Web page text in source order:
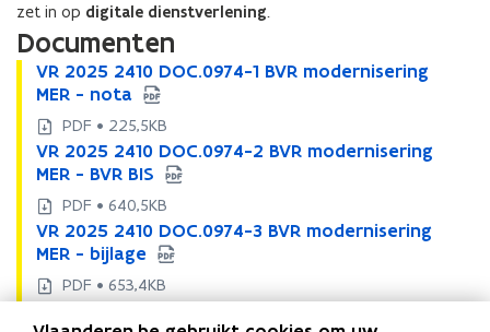
zet in op digitale dienstverlening.
Documenten
V
R
2
0
2
5
2
4
1
0
D
O
VR 2025 2410 DOC.0974-1 BVR modernisering
MER - nota
V
R
2
0
2
5
2
4
1
0
D
O
PDF • 225,5KB
V
R
2
0
2
5
2
VR 2025 2410 DOC.0974-2 BVR modernisering
MER - BVR BIS
V
R
2
0
2
5
2
PDF • 640,5KB
V
R
2
0
2
VR 2025 2410 DOC.0974-3 BVR modernisering
MER - bijlage
V
R
2
0
2
PDF • 653,4KB
V